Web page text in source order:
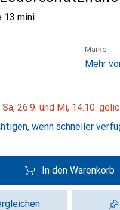
13 mini
Marke
Mehr
Sa, 26.9. und Mi, 14.10.
wenn schneller
In den Warenkorb